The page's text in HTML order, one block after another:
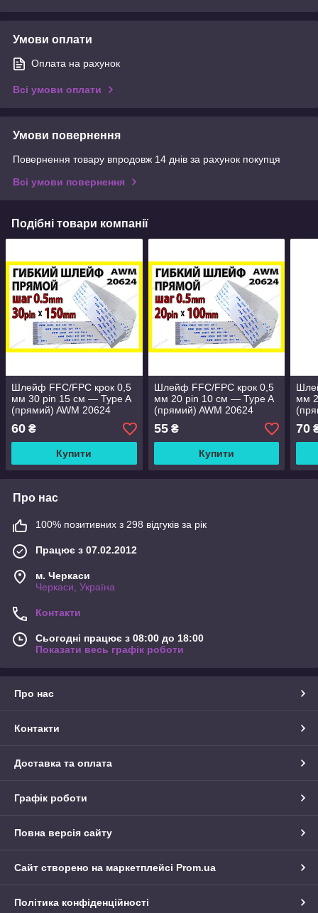
Умови оплати
Оплата на рахунок
Всі умови оплати
Умови повернення
Повернення товару впродовж 14 днів за рахунок покупця
Всі умови повернення
Подібні товари компанії
Шлейф FFC/FPC крок 0,5
мм 30 pin 15 см — Type A
(прямий) AWM 20624
60 ₴
Купити
Шлейф FFC/FPC крок 0,5
мм 20 pin 10 см — Type A
(прямий) AWM 20624
55₴
Купити
мм
70
Про нас
100% позитивних з 298 відгуків за рік
Працює з 07.02.2012
м. Черкаси
Черкаси, Україна
Контакти
Сьогодні працює з 08:00 до 18:00
Показати весь графік роботи
Про нас
Контакти
Доставка та оплата
Графік роботи
Повна версія сайту
Сайт створено на маркетплейсі Prom.ua
Політика конфіденційності